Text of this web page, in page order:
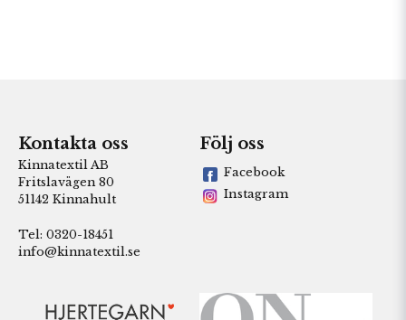
Kontakta oss
Kinnatextil AB
Fritslavägen 80
51142 Kinnahult
Tel: 0320-18451
info@kinnatextil.se
Följ oss
Facebook
Instagram